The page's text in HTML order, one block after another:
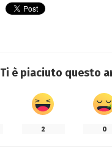
Ti è piaciuto questo
2 0